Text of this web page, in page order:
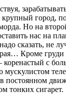
город,
Но на
нас на
сказать, не
Кроме груди
с
мускулистом
тонких сигарет.